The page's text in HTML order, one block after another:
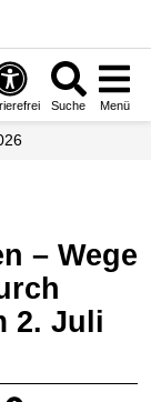
Suche Menü
– Wege
2. Juli